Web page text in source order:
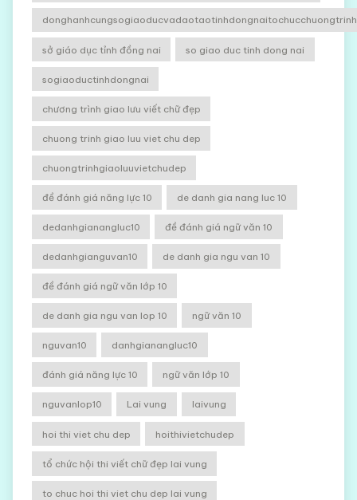
sở giáo dục tỉnh đồng nai so giao duc tinh dong nai
sogiaoductinhdongnai
chương trình giao lưu viết chữ đẹp
chuong trinh giao luu viet chu dep
chuongtrinhgiaoluuvietchudep
đề đánh giá năng lực 10 de danh gia nang luc 10
dedanhgianangluc10 đề đánh giá ngữ văn 10
dedanhgianguvan10 de danh gia ngu van 10
đề đánh giá ngữ văn lớp 10
de danh gia ngu van lop 10 ngữ văn 10
nguvan10 danhgianangluc10
đánh giá năng lực 10 ngữ văn lớp 10
nguvanlop10 Lai vung laivung
hoi thi viet chu dep hoithivietchudep
tổ chức hội thi viết chữ đẹp lai vung
to chuc hoi thi viet chu dep lai vung